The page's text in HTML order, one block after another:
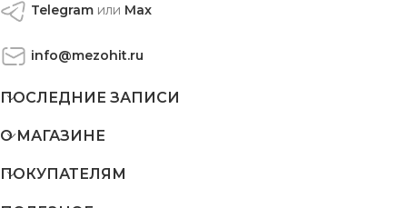
Telegram или Max
info@mezohit.ru
ПОСЛЕДНИЕ ЗАПИСИ
О МАГАЗИНЕ
ПОКУПАТЕЛЯМ